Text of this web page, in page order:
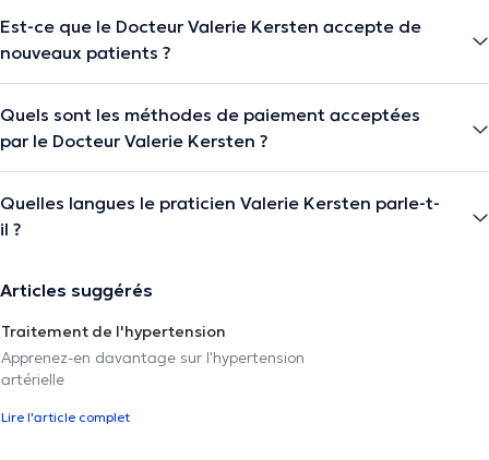
Est-ce que le Docteur Valerie Kersten accepte de
nouveaux patients ?
Quels sont les méthodes de paiement acceptées
par le Docteur Valerie Kersten ?
Quelles langues le praticien Valerie Kersten parle-t-
il ?
Articles suggérés
Traitement de l'hypertension
Apprenez-en davantage sur l'hypertension
artérielle
Lire l'article complet